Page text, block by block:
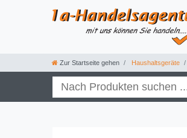
Zur Startseite gehen Haushaltsgeräte